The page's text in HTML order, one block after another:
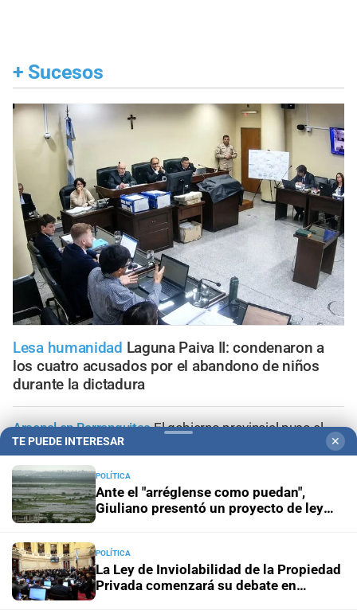
+ Sucesos
Lesa humanidad Laguna Paiva II: condenaron a
los cuatro acusados por el abandono de niños
durante la dictadura
Arsenal en BarranquitasEl gobierno provincial puso el
foco en las armas: “Hay que retirarlas de circulación”
Conducta imprudente Video: hacía maniobras peligrosas
en moto y quedó inhabilitado hasta 2099
Valuados en $9 millones
hospital y cayó tras una compra controlada
Ocho años después
TE PUEDE INTERESAR ✕
POLÍTICA
Ante el "arréglense como puedan",
Giuliano presentó un proyecto de ley
POLÍTICA
La Ley de Inviolabilidad de la Propiedad
Privada comenzará su debate en